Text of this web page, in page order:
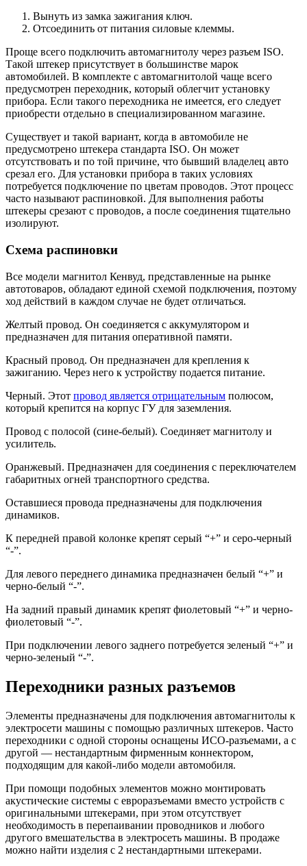
Вынуть из замка зажигания ключ.
Отсоединить от питания силовые клеммы.
Проще всего подключить автомагнитолу через разъем ISO.
Такой штекер присутствует в большинстве марок
автомобилей. В комплекте с автомагнитолой чаще всего
предусмотрен переходник, который облегчит установку
прибора. Если такого переходника не имеется, его следует
приобрести отдельно в специализированном магазине.
Существует и такой вариант, когда в автомобиле не
предусмотрено штекера стандарта ISO. Он может
отсутствовать и по той причине, что бывший владелец авто
срезал его. Для установки прибора в таких условиях
потребуется подключение по цветам проводов. Этот процесс
часто называют распиновкой. Для выполнения работы
штекеры срезают с проводов, а после соединения тщательно
изолируют.
Схема распиновки
Все модели магнитол Кенвуд, представленные на рынке
автотоваров, обладают единой схемой подключения, поэтому
ход действий в каждом случае не будет отличаться.
Желтый провод. Он соединяется с аккумулятором и
предназначен для питания оперативной памяти.
Красный провод. Он предназначен для крепления к
зажиганию. Через него к устройству подается питание.
Черный. Этот провод является отрицательным полюсом,
который крепится на корпус ГУ для заземления.
Провод с полосой (сине-белый). Соединяет магнитолу и
усилитель.
Оранжевый. Предназначен для соединения с переключателем
габаритных огней транспортного средства.
Оставшиеся провода предназначены для подключения
динамиков.
К передней правой колонке крепят серый “+” и серо-черный
“-”.
Для левого переднего динамика предназначен белый “+” и
черно-белый “-”.
На задний правый динамик крепят фиолетовый “+” и черно-
фиолетовый “-”.
При подключении левого заднего потребуется зеленый “+” и
черно-зеленый “-”.
Переходники разных разъемов
Элементы предназначены для подключения автомагнитолы к
электросети машины с помощью различных штекеров. Часто
переходники с одной стороны оснащены ИСО-разъемами, а с
другой — нестандартным фирменным коннектором,
подходящим для какой-либо модели автомобиля.
При помощи подобных элементов можно монтировать
акустические системы с евроразъемами вместо устройств с
оригинальными штекерами, при этом отсутствует
необходимость в перепаивании проводников и любого
другого вмешательства в электросеть машины. В продаже
можно найти изделия с 2 нестандартными штекерами.